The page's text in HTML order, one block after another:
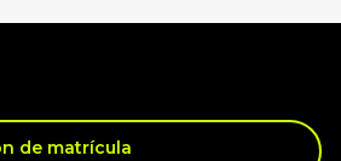
de matrícula